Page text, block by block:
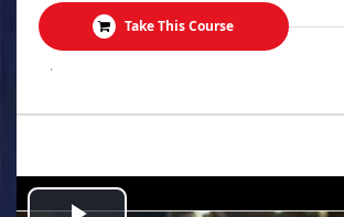
Take This Course
.